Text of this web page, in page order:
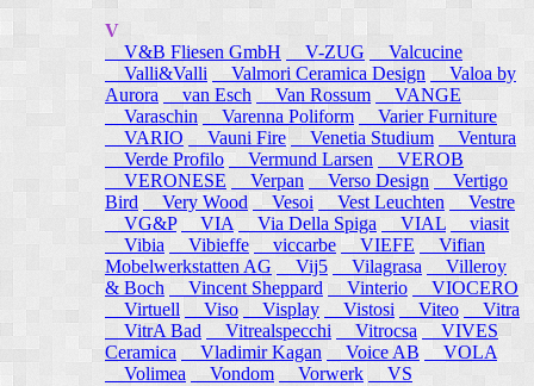
V
V&B Fliesen GmbH
V-ZUG
Valcucine
Valli&Valli
Valmori Ceramica Design
Valoa by
Aurora
van Esch Van Rossum
VANGE
Varaschin
Varenna Poliform
Varier Furniture
VARIO
Vauni Fire Venetia Studium
Ventura
Verde Profilo
Vermund Larsen
VEROB
VERONESE
Verpan Verso Design
Vertigo
Bird
Very Wood Vesoi Vest Leuchten
Vestre
VG&P
VIA Via Della Spiga VIAL
viasit
Vibia
Vibieffe viccarbe VIEFE
Vifian
Mobelwerkstatten AG
Vij5 Vilagrasa
Villeroy
& Boch
Vincent Sheppard Vinterio
VIOCERO
Virtuell
Viso Visplay Vistosi Viteo
Vitra
VitrA Bad
Vitrealspecchi Vitrocsa
VIVES
Ceramica
Vladimir Kagan Voice AB
VOLA
Volimea
Vondom Vorwerk VS